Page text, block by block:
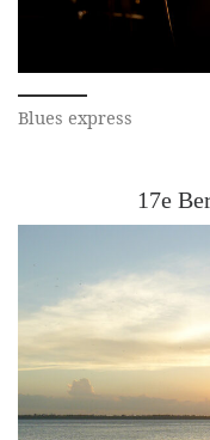
Blues express
17e